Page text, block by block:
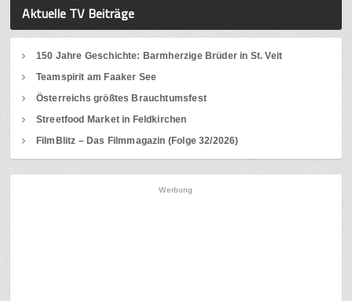
Aktuelle TV Beiträge
150 Jahre Geschichte: Barmherzige Brüder in St. Veit
Teamspirit am Faaker See
Österreichs größtes Brauchtumsfest
Streetfood Market in Feldkirchen
FilmBlitz – Das Filmmagazin (Folge 32/2026)
Werbung